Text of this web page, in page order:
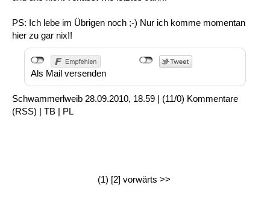
PS: Ich lebe im Übrigen noch ;-) Nur ich komme momentan
hier zu gar nix!!
Als Mail versenden
Schwammerlweib 28.09.2010, 18.59 | (11/0) Kommentare
(RSS) | TB | PL
(1) [2] vorwärts >>